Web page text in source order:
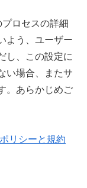
ロセスの詳細
よう、ユーザー
し、この設定に
い場合、またサ
。あらかじめご
リシーと規約